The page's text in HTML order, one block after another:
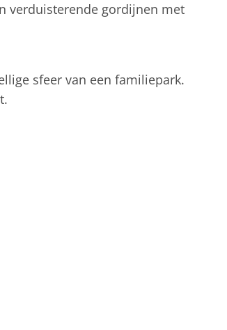
verduisterende gordijnen met
sfeer van een familiepark.